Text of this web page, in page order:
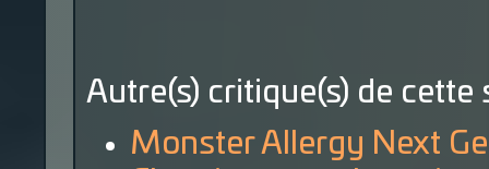
Autre(s) critique(s) de cette
Monster Allergy Next